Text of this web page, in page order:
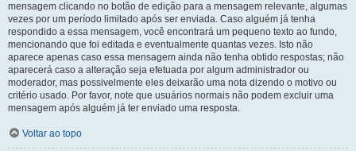
mensagem clicando no botão de edição para a mensagem relevante, algumas
vezes por um período limitado após ser enviada. Caso alguém já tenha
respondido a essa mensagem, você encontrará um pequeno texto ao fundo,
mencionando que foi editada e eventualmente quantas vezes. Isto não
aparece apenas caso essa mensagem ainda não tenha obtido respostas; não
aparecerá caso a alteração seja efetuada por algum administrador ou
moderador, mas possivelmente eles deixarão uma nota dizendo o motivo ou
critério usado. Por favor, note que usuários normais não podem excluir uma
mensagem após alguém já ter enviado uma resposta.
Voltar ao topo